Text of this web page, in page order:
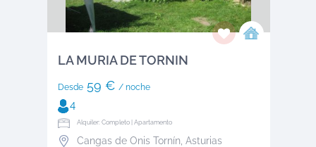
LA MURIA DE TORNIN
Desde59 € / noche
4
Alquiler: Completo | Apartamento
Cangas de Onis Tornín Asturias